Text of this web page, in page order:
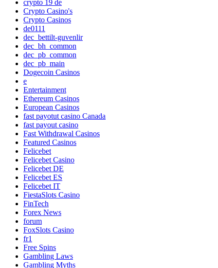
crypto 19 de
Crypto Casino's
Crypto Casinos
de0111
dec_bettilt-guvenlir
dec_bh_common
dec_pb_common
dec_pb_main
Dogecoin Casinos
e
Entertainment
Ethereum Casinos
European Casinos
fast payotut casino Canada
fast payout casino
Fast Withdrawal Casinos
Featured Casinos
Felicebet
Felicebet Casino
Felicebet DE
Felicebet ES
Felicebet IT
FiestaSlots Casino
FinTech
Forex News
forum
FoxSlots Casino
fr1
Free Spins
Gambling Laws
Gambling Myths